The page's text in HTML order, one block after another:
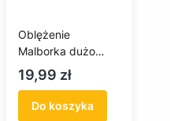
Oblężenie
Malborka dużo
fotografii i słów
sporo o faktach i
historii
Cena
19,99 zł
Do koszyka